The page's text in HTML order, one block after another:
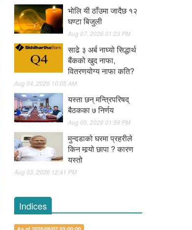
भाेलि यी ठाँउमा जादैछ १२
घण्टा बिजुली
Aug 07, 2026 01:23 PM
साढे ३ अर्ब नाघ्यो सिद्धार्थ
बैंकको खुद नाफा,
वितरणयोग्य नाफा कति?
Aug 04, 2026 10:05 AM
यस्ता छन् मन्त्रिपरिषद्
बैठकका ७ निर्णय
Aug 05, 2026 01:59 PM
मुन्दडाको घरमा प्रहरीले
किन मार्‍यो छापा ? कारण
यस्तो
Aug 03, 2026 12:41 PM
Indices